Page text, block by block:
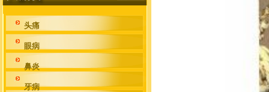
头痛
眼病
鼻炎
牙病